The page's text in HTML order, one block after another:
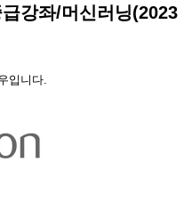
강좌/머신러닝(2023
입니다.